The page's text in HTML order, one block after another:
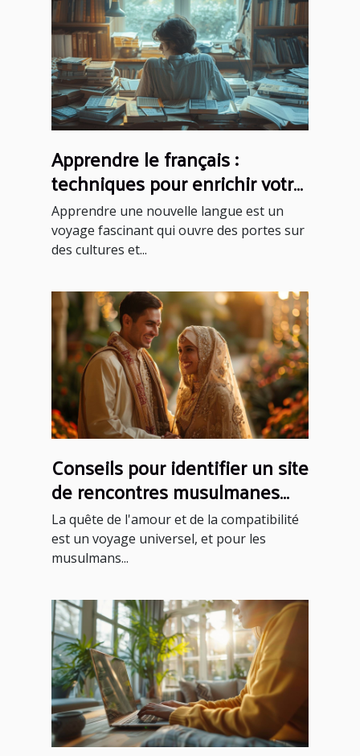
Apprendre le français :
techniques pour enrichir votre
vocabulaire
Apprendre une nouvelle langue est un
voyage fascinant qui ouvre des portes sur
des cultures et...
Conseils pour identifier un site
de rencontres musulmanes
fiable et sérieux
La quête de l'amour et de la compatibilité
est un voyage universel, et pour les
musulmans...